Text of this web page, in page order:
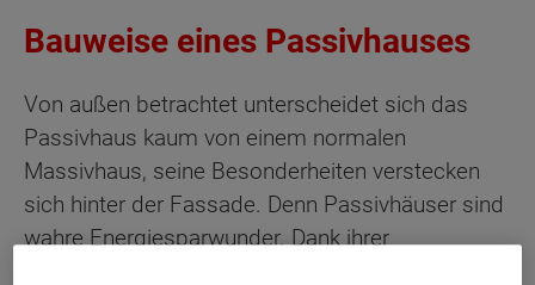
Bauweise eines Passivhauses
Von außen betrachtet unterscheidet sich das
Passivhaus kaum von einem normalen
Massivhaus, seine Besonderheiten verstecken
sich hinter der Fassade. Denn Passivhäuser sind
wahre Energiesparwunder. Dank ihrer